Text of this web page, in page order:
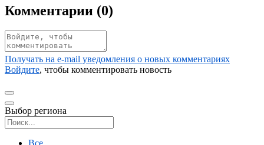
Комментарии (0)
Получать на e‑mail уведомления о новых комментариях
Войдите, чтобы комментировать новость
Выбор региона